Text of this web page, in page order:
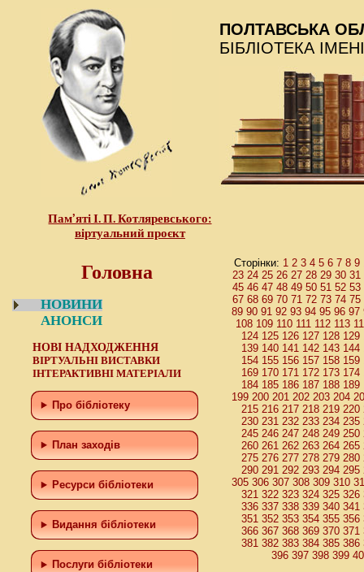
Пам’яті І. П. Котляревського:
віртуальний проєкт
ПОЛТАВСЬКА
БІБЛІОТЕКА
Головна
НОВИНИ
АНОНСИ
НОВІ НАДХОДЖЕННЯ
ВІРТУАЛЬНІ ВИСТАВКИ
ІНТЕРАКТИВНІ МАТЕРІАЛИ
Про бібліотеку
План заходів
Ресурси бібліотеки
Видання бібліотеки
Послуги бібліотеки
Сторінки: 1 2 3 4 5 6 7 8 9
23 24 25 26 27 28 29 30 31
45 46 47 48 49 50 51 52 53
67 68 69 70 71 72 73 74 75
89 90 91 92 93 94 95 96 97
108 109 110 111 112 113
124 125 126 127 128 129
139 140 141 142 143 144
154 155 156 157 158 159
169 170 171 172 173 174
184 185 186 187 188 189
199 200 201 202 203 204
215 216 217 218 219 220
230 231 232 233 234 235
245 246 247 248 249 250
260 261 262 263 264 265
275 276 277 278 279 280
290 291 292 293 294 295
305 306 307 308 309 310
321 322 323 324 325 326
336 337 338 339 340 341
351 352 353 354 355 356
366 367 368 369 370 371
381 382 383 384 385 386
396 397 398 399